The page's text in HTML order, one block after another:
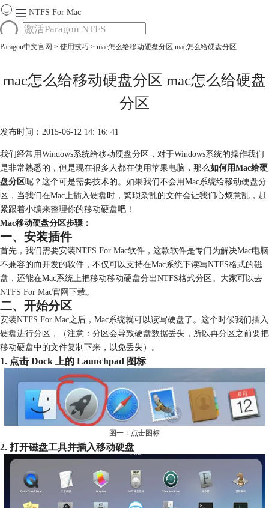
NTFS For Mac
首页
Mac软件大全
购买
Paragon中文官网 > 使用技巧 > mac怎么给移动硬盘分区 mac怎么给硬盘分区
mac怎么给移动硬盘分区 mac怎么给硬盘
分区
发布时间：2015-06-12 14: 16: 41
我们经常用Windows系统给移动硬盘分区，对于Windows系统的操作我们
是非常熟悉的，但是现在很多人都在使用苹果电脑，那么如何用Mac给硬
盘分区呢？这个可是需要技术的。如果我们不会用Mac系统给移动硬盘分
区，当我们在Mac上插入硬盘时，繁琐杂乱的文件会让我们心烦意乱，赶
紧跟着小编来整理你的移动硬盘吧！
Mac移动硬盘分区步骤：
一、安装插件
首先，我们需要安装NTFS For Mac软件，这款软件是专门为解决Mac电脑
不兼容的而开发的软件，不仅可以支持在Mac系统下读写NTFS格式的磁
盘，还能在Mac系统上把移动移动硬盘分出NTFS格式分区。大家可以去
NTFS For Mac官网下载。
二、开始分区
安装NTFS For Mac之后，Mac系统就可以读写硬盘了。这个时候我们插入
硬盘进行分区，（注意：分区会导致硬盘数据丢失，所以再分区之前要把
移动硬盘中的文件复制下来，以免丢失）。
1. 点击 Dock 上的 Launchpad 图标
图一：点击图标
2. 打开磁盘工具并插入移动硬盘